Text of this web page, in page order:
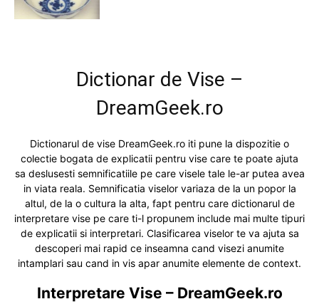
Dictionar de Vise –
DreamGeek.ro
Dictionarul de vise DreamGeek.ro iti pune la dispozitie o
colectie bogata de explicatii pentru vise care te poate ajuta
sa deslusesti semnificatiile pe care visele tale le-ar putea avea
in viata reala. Semnificatia viselor variaza de la un popor la
altul, de la o cultura la alta, fapt pentru care dictionarul de
interpretare vise pe care ti-l propunem include mai multe tipuri
de explicatii si interpretari. Clasificarea viselor te va ajuta sa
descoperi mai rapid ce inseamna cand visezi anumite
intamplari sau cand in vis apar anumite elemente de context.
Interpretare Vise – DreamGeek.ro